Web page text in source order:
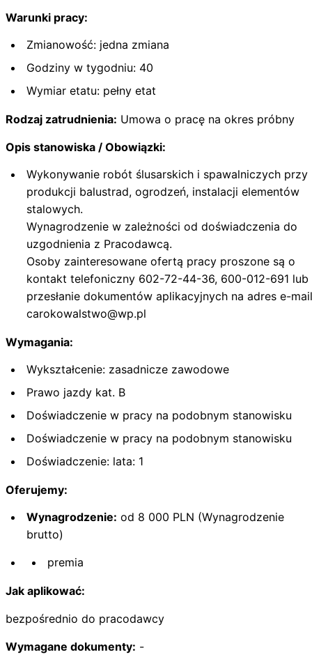
Warunki pracy:
Zmianowość: jedna zmiana
Godziny w tygodniu: 40
Wymiar etatu: pełny etat
Rodzaj zatrudnienia: Umowa o pracę na okres próbny
Opis stanowiska / Obowiązki:
Wykonywanie robót ślusarskich i spawalniczych przy
produkcji balustrad, ogrodzeń, instalacji elementów
stalowych.
Wynagrodzenie w zależności od doświadczenia do
uzgodnienia z Pracodawcą.
Osoby zainteresowane ofertą pracy proszone są o
kontakt telefoniczny 602-72-44-36, 600-012-691 lub
przesłanie dokumentów aplikacyjnych na adres e-
carokowalstwo@wp.pl
Wymagania:
Wykształcenie: zasadnicze zawodowe
Prawo jazdy kat. B
Doświadczenie w pracy na podobnym stanowisku
Doświadczenie w pracy na podobnym stanowisku
Doświadczenie: lata: 1
Oferujemy:
Wynagrodzenie: od 8 000 PLN (Wynagrodzenie
brutto)
premia
Jak aplikować:
bezpośrednio do pracodawcy
Wymagane dokumenty: -